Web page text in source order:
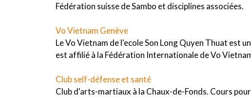
Fédération suisse de Sambo et disciplines associées.
Vo Vietnam Genève
Le Vo Vietnam de l'ecole Son Long Quyen Thuat est
est affilié à la Fédération Internationale de Vo
Club self-défense et santé
Club d'arts-martiaux à la Chaux-de-Fonds. Cours